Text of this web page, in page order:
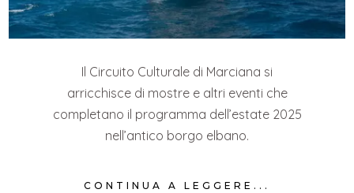
Il Circuito Culturale di Marciana si
arricchisce di mostre e altri eventi che
completano il programma dell’estate 2025
nell’antico borgo elbano.
CONTINUA A LEGGERE...